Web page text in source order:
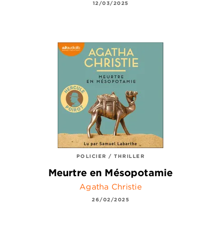
12/03/2025
POLICIER / THRILLER
Meurtre en Mésopotamie
Agatha Christie
26/02/2025